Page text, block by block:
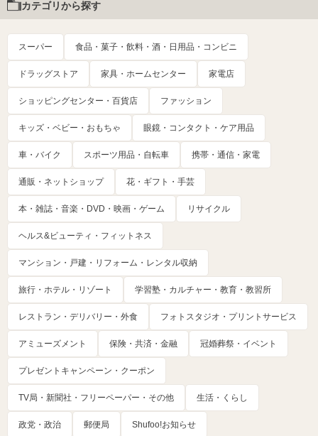
カテゴリから探す
スーパー 食品・菓子・飲料・酒・日用品・コンビニ
ドラッグストア 家具・ホームセンター 家電店
ショッピングセンター・百貨店 ファッション
キッズ・ベビー・おもちゃ 眼鏡・コンタクト・ケア用品
車・バイク スポーツ用品・自転車 携帯・通信・家電
通販・ネットショップ 花・ギフト・手芸
本・雑誌・音楽・DVD・映画・ゲーム リサイクル
ヘルス&ビューティ・フィットネス
マンション・戸建・リフォーム・レンタル収納
旅行・ホテル・リゾート 学習塾・カルチャー・教育・教習所
レストラン・デリバリー・外食 フォトスタジオ・プリントサービス
アミューズメント 保険・共済・金融 冠婚葬祭・イベント
プレゼントキャンペーン・クーポン
TV局・新聞社・フリーペーパー・その他 生活・くらし
政党・政治 郵便局 Shufoo!お知らせ